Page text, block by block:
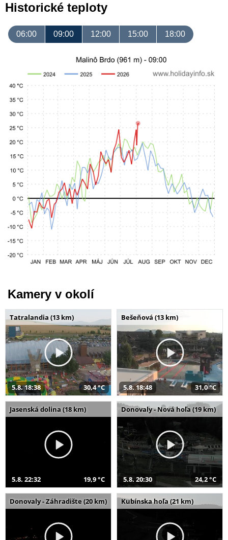
Historické teploty
06:00 09:00 12:00 15:00 18:00
Kamery v okolí
Tatralandia (13 km)
5.8. 18:38 30,4 °C
Bešeňová (13 km)
5.8. 18:48 31,0 °C
Jasenská dolina (18 km)
5.8. 22:32 19,9 °C
Donovaly - Nová hoľa (19 km)
5.8. 20:30 24,2 °C
Donovaly - Záhradište (20 km) Kubínska hoľa (21 km)